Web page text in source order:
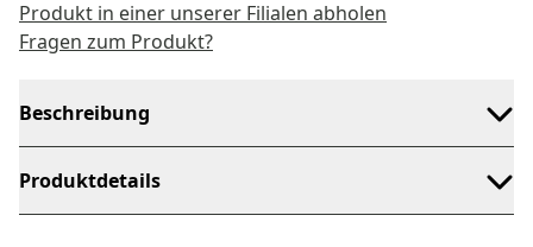
Produkt in einer unserer Filialen abholen
Fragen zum Produkt?
Beschreibung
Produktdetails